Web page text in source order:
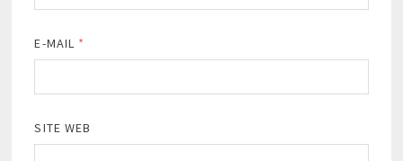
E-MAIL *
SITE WEB